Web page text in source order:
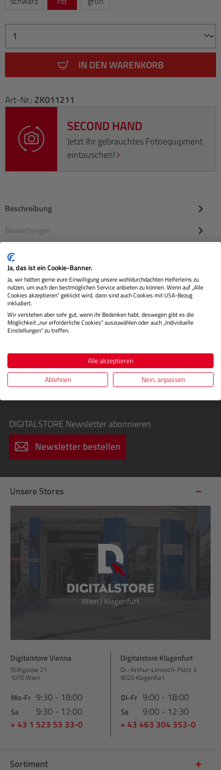
IN DEN WARENKORB
Art-Nr.: ZK011211
SECOND HAND
Jetzt Ihr gebrauchtes Fotoequipment
eintauschen!
Beschreibung
Bewertungen
Sie erhalten von uns:
Sofortrabatte
Infos über spannende Fotografie-Workshops für
Einsteiger & Profis
DIGITALSTORE Newsletter abonnieren
Newsletter bestellen
Unsere Stores
Digitalstore Vienna
Stiftgasse 21
1070 Wien
Mo-Fr 9:30 - 18:00
Sa 9:30 - 12:00
+ 43 1 523 53 33-0
Digitalstore Klagenfurt
Dr.-Arthur-Lemisch-Platz 3
9020 Klagenfurt
Di-Fr 9:00 - 18:00
Sa 9:00 - 12:30
+ 43 463 304 353-0
Sortiment
Ja, das ist ein Cookie-Banner.
Ja, wir hätten gerne eure Einwilligung unsere wohldurchdachten Helferleins zu
nutzen, um euch den bestmöglichen Service anbieten zu können. Wenn auf „Alle
Cookies akzeptieren“ geklickt wird, dann sind auch Cookies mit USA-Bezug
inkludiert.
Wir verstehen aber sehr gut, wenn ihr Bedenken habt, deswegen gibt es die
Möglichkeit „nur erforderliche Cookies“ auszuwählen oder auch „Individuelle
Einstellungen“ zu treffen.
Alle akzeptieren
Ablehnen
Nein, anpassen